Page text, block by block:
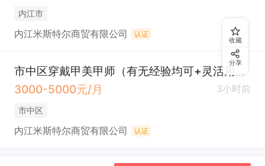
内江市
内江米斯特尔商贸有限公司 认证
市中区穿戴甲美甲师（有无经验均可+灵活用工）
3000-5000元/月
3小时前
市中区
内江米斯特尔商贸有限公司 认证
收藏
分享